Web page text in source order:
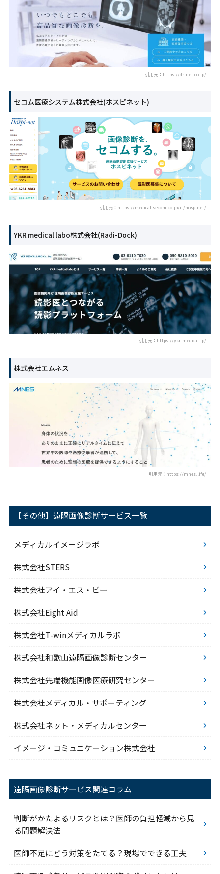
引用元：https://dr-net.co.jp/
セコム医療システム株式会社(ホスピネット)
引用元：https://medical.secom.co.jp/it/hospinet/
YKR medical labo株式会社(Radi-Dock)
引用元：https://ykr-medical.jp/
株式会社エムネス
引用元：https://mnes.life/
【その他】遠隔画像診断サービス一覧
メディカルイメージラボ
株式会社STERS
株式会社アイ・エス・ビー
株式会社Eight Aid
株式会社T-winメディカルラボ
株式会社和歌山遠隔画像診断センター
株式会社先端機能画像医療研究センター
株式会社メディカル・サポーティング
株式会社ネット・メディカルセンター
イメージ・コミュニケーション株式会社
遠隔画像診断サービス関連コラム
判断がかたよるリスクとは？医師の負担軽減から見
る問題解決法
医師不足にどう対策をたてる？現場でできる工夫